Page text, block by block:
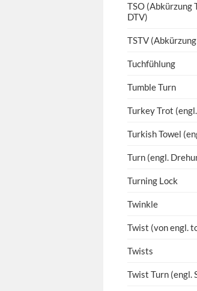
TSO (Abkürzung
DTV)
TSTV
Tuchfühlung
Tumble Turn
Turkey Trot
Turkish Towel
Turn (engl.
Turning Lock
Twinkle
Twist (von engl.
Twists
Twist Turn (engl.